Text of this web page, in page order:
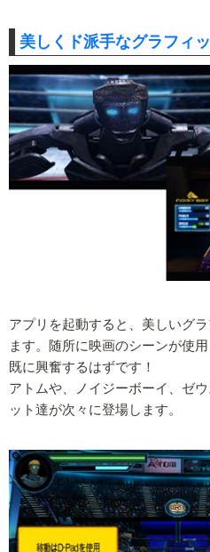
美しくド派手なグラフィッ
アプリを起動すると、美しいグ
ます。随所に映画のシーンが使
既に興奮するはずです！
アトムや、ノイジーボーイ、ゼ
ット達が次々に登場します。